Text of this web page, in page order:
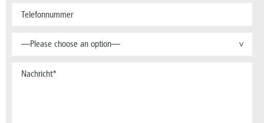
—Please choose an option— >